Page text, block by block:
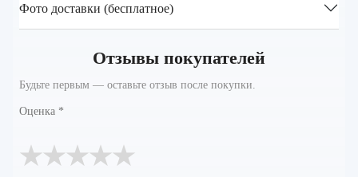
Фото доставки (бесплатное)
Отзывы покупателей
Будьте первым — оставьте отзыв после покупки.
Оценка *
★
★
★
★
★